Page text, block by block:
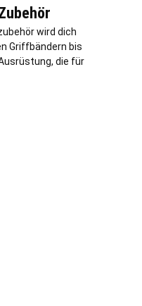
wird dich
Griffbändern bis
die für